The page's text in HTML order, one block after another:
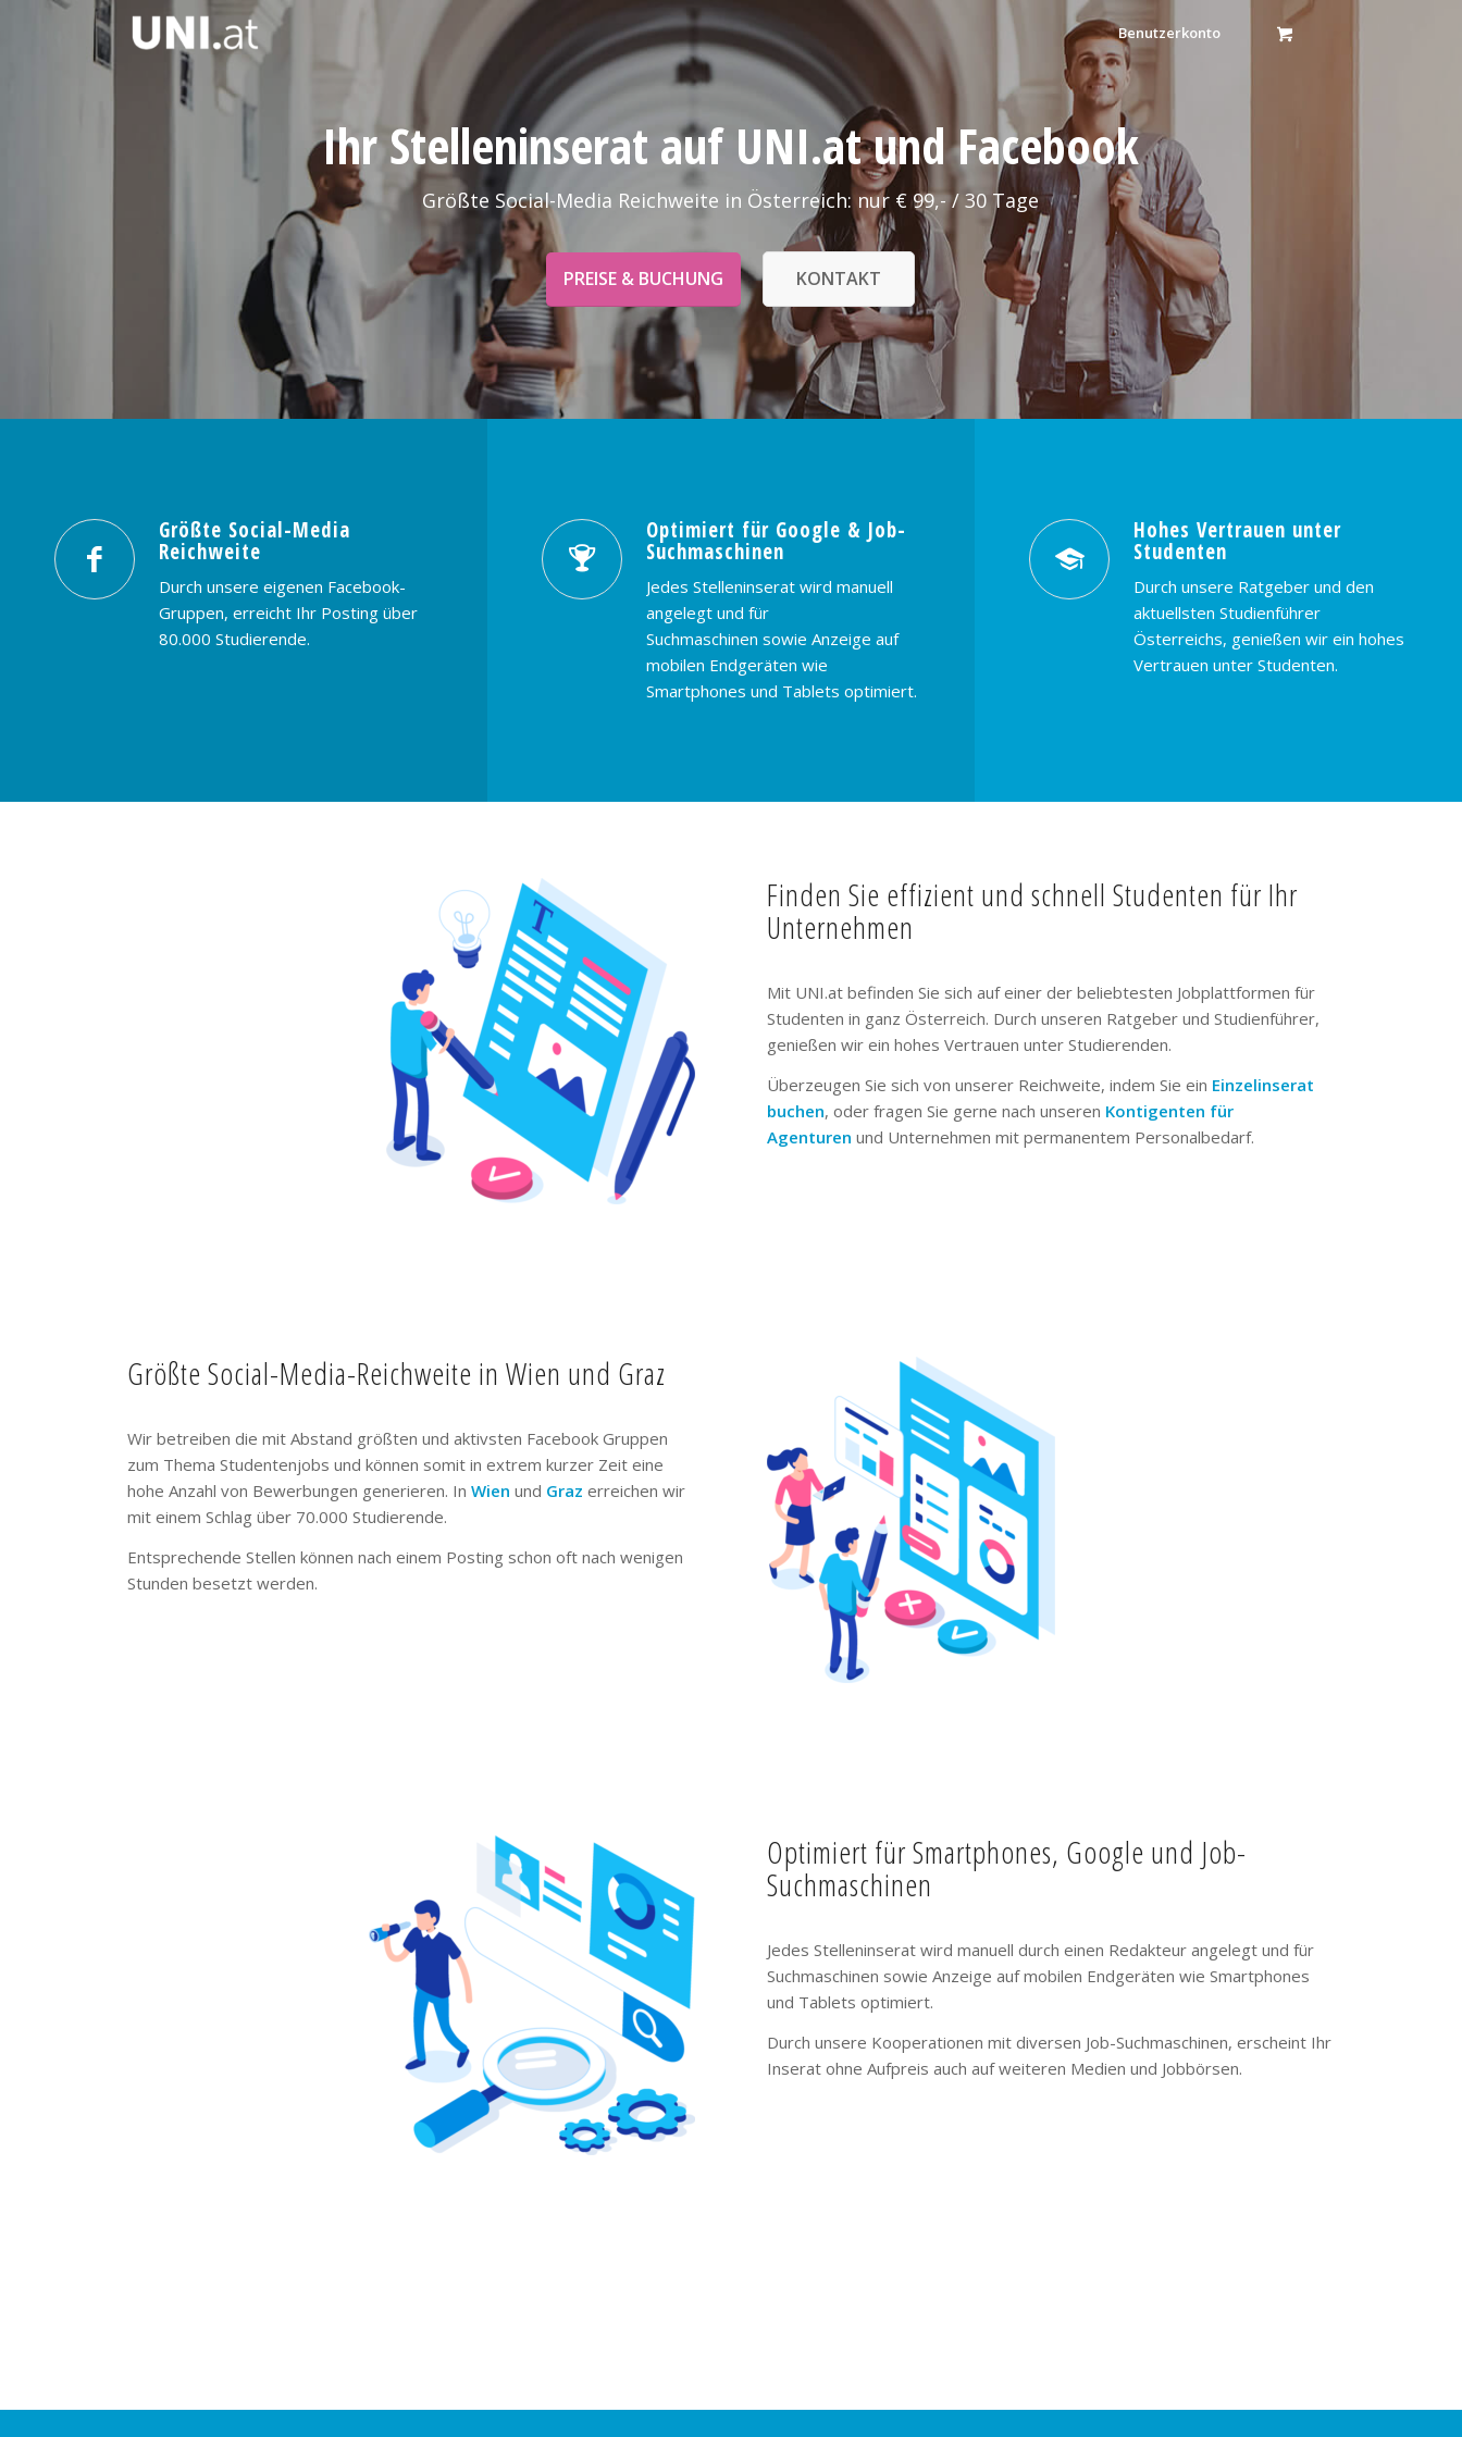
Benutzerkonto
Ihr Stelleninserat auf UNI.at und Facebook
Größte Social-Media Reichweite in Österreich: nur € 99,- / 30 Tage
PREISE & BUCHUNG KONTAKT
Größte Social-Media
Reichweite
Durch unsere eigenen Facebook-
Gruppen, erreicht Ihr Posting über
80.000 Studierende.
Optimiert für Google & Job-
Suchmaschinen
Jedes Stelleninserat wird manuell
angelegt und für
Suchmaschinen sowie Anzeige auf
mobilen Endgeräten wie
Smartphones und Tablets optimiert.
Hohes Vertrauen unter
Studenten
Durch unsere Ratgeber und den
aktuellsten Studienführer
Österreichs, genießen wir ein hohes
Vertrauen unter Studenten.
Finden Sie effizient und schnell Studenten für Ihr
Unternehmen
Mit UNI.at befinden Sie sich auf einer der beliebtesten Jobplattformen für
Studenten in ganz Österreich. Durch unseren Ratgeber und Studienführer,
genießen wir ein hohes Vertrauen unter Studierenden.
Überzeugen Sie sich von unserer Reichweite, indem Sie ein Einzelinserat
buchen, oder fragen Sie gerne nach unseren Kontigenten für
Agenturen und Unternehmen mit permanentem Personalbedarf.
Größte Social-Media-Reichweite in Wien und Graz
Wir betreiben die mit Abstand größten und aktivsten Facebook Gruppen
zum Thema Studentenjobs und können somit in extrem kurzer Zeit eine
hohe Anzahl von Bewerbungen generieren. InWien und Graz erreichen wir
mit einem Schlag über 70.000 Studierende.
Entsprechende Stellen können nach einem Posting schon oft nach wenigen
Stunden besetzt werden.
Optimiert für Smartphones, Google und Job-
Suchmaschinen
Jedes Stelleninserat wird manuell durch einen Redakteur angelegt und für
Suchmaschinen sowie Anzeige auf mobilen Endgeräten wie Smartphones
und Tablets optimiert.
Durch unsere Kooperationen mit diversen Job-Suchmaschinen, erscheint Ihr
Inserat ohne Aufpreis auch auf weiteren Medien und Jobbörsen.